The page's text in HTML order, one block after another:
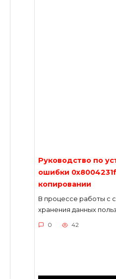
Руководство по
ошибки
копировании
В процессе работы с
хранения данных
0 42